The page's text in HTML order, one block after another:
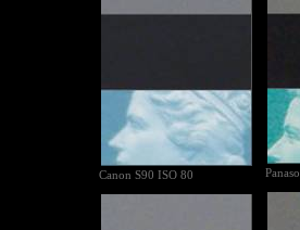
Canon S90 ISO 80